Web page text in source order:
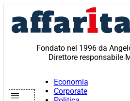
contenuto
Fondato nel 1996 da
Direttore responsabile
Economia
Corporate